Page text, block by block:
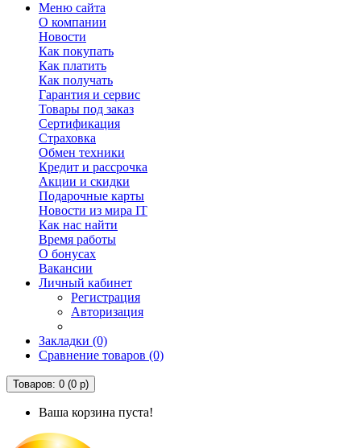
Меню сайта
О компании
Новости
Как покупать
Как платить
Как получать
Гарантия и сервис
Товары под заказ
Сертификация
Страховка
Обмен техники
Кредит и рассрочка
Акции и скидки
Подарочные карты
Новости из мира IT
Как нас найти
Время работы
О бонусах
Вакансии
Личный кабинет
Регистрация
Авторизация
Закладки (0)
Сравнение товаров (0)
Товаров: 0 (0 р)
Ваша корзина пуста!